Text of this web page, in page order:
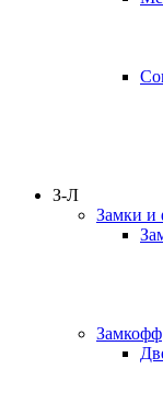
З-Л
Замки и
Замкофф